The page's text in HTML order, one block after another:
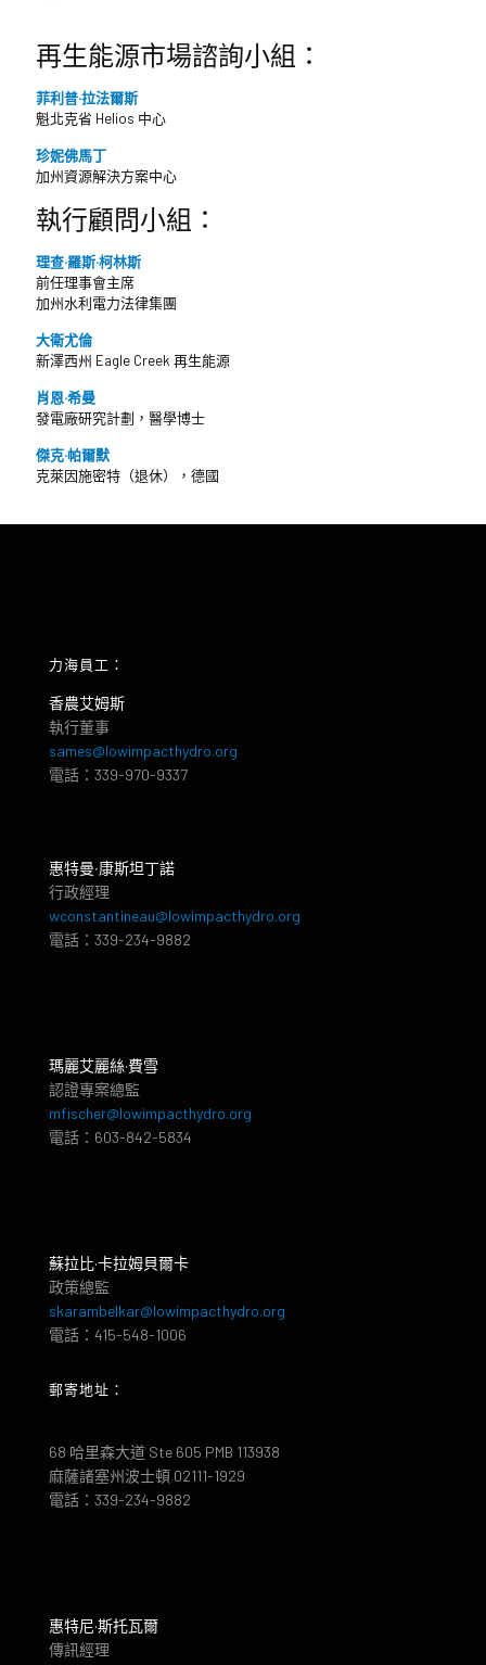
再生能源市場諮詢小組：
菲利普·拉法爾斯
魁北克省 Helios 中心
珍妮佛馬丁
加州資源解決方案中心
執行顧問小組：
理查·羅斯·柯林斯
前任理事會主席
加州水利電力法律集團
大衛尤倫
新澤西州 Eagle Creek 再生能源
肖恩·希曼
發電廠研究計劃，醫學博士
傑克·帕爾默
克萊因施密特（退休），德國
力海員工：
香農艾姆斯
執行董事
sames@lowimpacthydro.org
電話：339-970-9337
惠特曼‧康斯坦丁諾
行政經理
wconstantineau@lowimpacthydro.org
電話：339-234-9882
瑪麗艾麗絲·費雪
認證專案總監
mfischer@lowimpacthydro.org
電話：603-842-5834
蘇拉比·卡拉姆貝爾卡
政策總監
skarambelkar@lowimpacthydro.org
電話：415-548-1006
郵寄地址：
68 哈里森大道 Ste 605 PMB 113938
麻薩諸塞州波士頓 02111-1929
電話：339-234-9882
惠特尼·斯托瓦爾
傳訊經理